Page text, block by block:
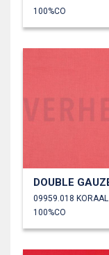
100%CO
DOUBLE
09959.018 KORAAL
100%CO